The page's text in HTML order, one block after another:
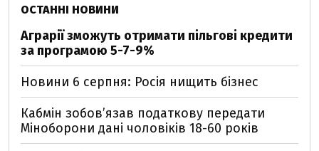
ОСТАННІ НОВИНИ
Аграрії зможуть отримати пільгові кредити
за програмою 5-7-9%
Новини 6 серпня: Росія нищить бізнес
Кабмін зобовʼязав податкову передати
Міноборони дані чоловіків 18-60 років